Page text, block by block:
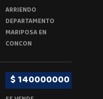
ARRIENDO
DEPARTAMENTO
MARIPOSA EN
CONCON
$ 140000000